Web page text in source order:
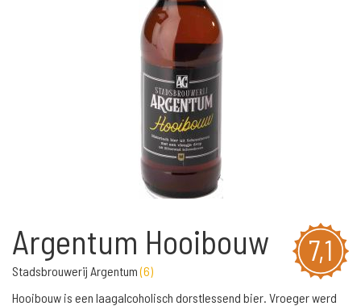
7,1
Argentum Hooibouw
Stadsbrouwerij Argentum(6)
Hooibouw is een laagalcoholisch dorstlessend bier. Vroeger werd